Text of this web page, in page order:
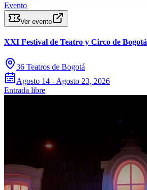
Evento
Ver evento
XXI Festival de Teatro y Circo de Bogotá
36 Teatros de Bogotá
Agosto 14 - Agosto 23, 2026
Entrada libre